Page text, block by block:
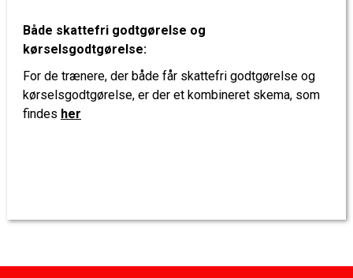
Både skattefri godtgørelse og
kørselsgodtgørelse:
For de trænere, der både får skattefri godtgørelse og
kørselsgodtgørelse, er der et kombineret skema, som
findes her